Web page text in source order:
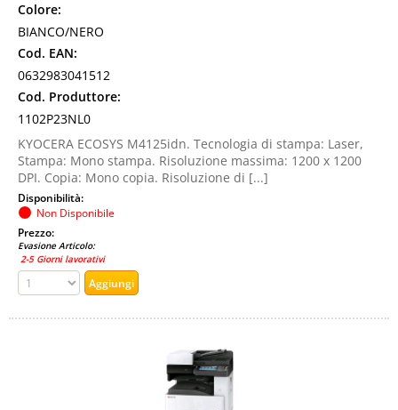
Colore:
BIANCO/NERO
Cod. EAN:
0632983041512
Cod. Produttore:
1102P23NL0
KYOCERA ECOSYS M4125idn. Tecnologia di stampa: Laser,
Stampa: Mono stampa. Risoluzione massima: 1200 x 1200
DPI. Copia: Mono copia. Risoluzione di [...]
Disponibilità:
Non Disponibile
Prezzo:
Evasione Articolo:
2-5 Giorni lavorativi